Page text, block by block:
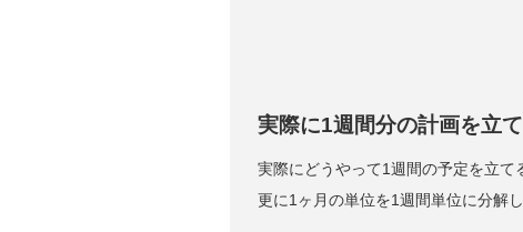
実際に1週間分の計画を立
実際にどうやって1週間の予定を立て
更に1ヶ月の単位を1週間単位に分解し